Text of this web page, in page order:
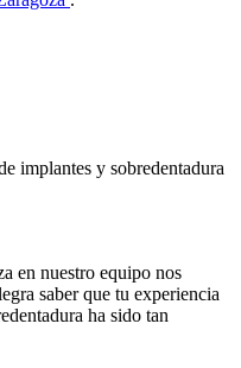
implantes y sobredentadura
en nuestro equipo nos
saber que tu experiencia
ha sido tan